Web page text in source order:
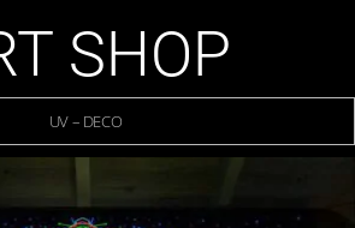
SHOP
UV – DECO